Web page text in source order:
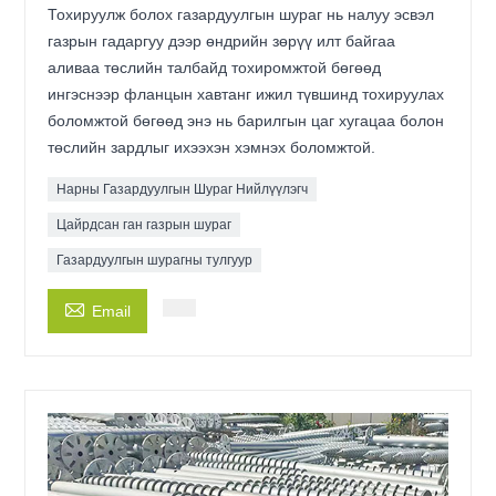
Тохируулж болох газардуулгын шураг нь налуу эсвэл
газрын гадаргуу дээр өндрийн зөрүү илт байгаа
аливаа төслийн талбайд тохиромжтой бөгөөд
ингэснээр фланцын хавтанг ижил түвшинд тохируулах
боломжтой бөгөөд энэ нь барилгын цаг хугацаа болон
төслийн зардлыг ихээхэн хэмнэх боломжтой.
Нарны Газардуулгын Шураг Нийлүүлэгч
Цайрдсан ган газрын шураг
Газардуулгын шурагны тулгуур
 Email